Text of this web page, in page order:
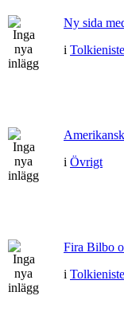
Ny sida
i
i Övrigt
Fira Bilbo
i